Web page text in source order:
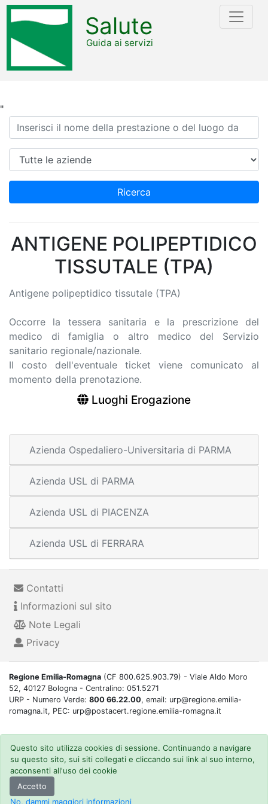
"
Salute
Guida ai servizi
Ricerca
Azienda
Ricerca
ANTIGENE POLIPEPTIDICO
TISSUTALE (TPA)
Antigene polipeptidico tissutale (TPA)
Occorre la tessera sanitaria e la prescrizione del
medico di famiglia o altro medico del Servizio
sanitario regionale/nazionale.
Il costo dell'eventuale ticket viene comunicato al
momento della prenotazione.
Luoghi Erogazione
Azienda Ospedaliero-Universitaria di PARMA
Azienda USL di PARMA
Azienda USL di PIACENZA
Azienda USL di FERRARA
Contatti
Informazioni sul sito
Note Legali
Privacy
Regione Emilia-Romagna (CF 800.625.903.79) - Viale Aldo Moro
52, 40127 Bologna - Centralino: 051.5271
URP - Numero Verde: 800 66.22.00, email: urp@regione.emilia-
romagna.it, PEC: urp@postacert.regione.emilia-romagna.it
Questo sito utilizza cookies di sessione. Continuando a navigare
su questo sito, sui siti collegati e cliccando sui link al suo interno,
acconsenti all'uso dei cookie
Accetto
No, dammi maggiori informazioni